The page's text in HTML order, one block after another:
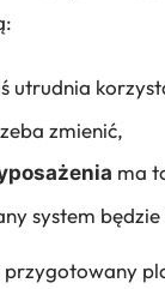
utrudnia
zmienić,
ma
system